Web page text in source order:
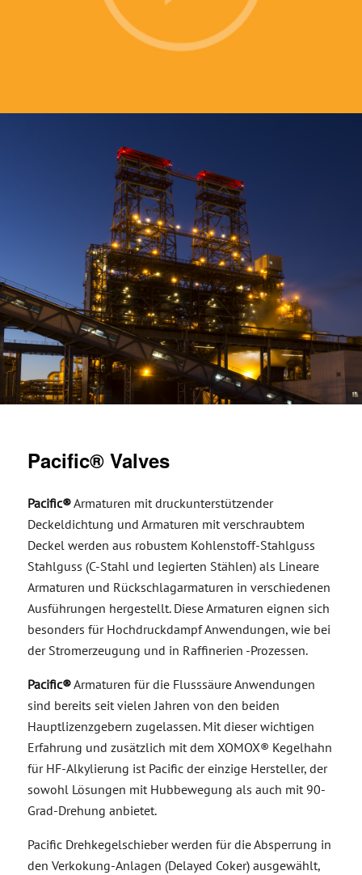
Pacific® Valves
Pacific®Armaturen mit druckunterstützender
Deckeldichtung und Armaturen mit verschraubtem
Deckel werden aus robustem Kohlenstoff-Stahlguss
Stahlguss (C-Stahl und legierten Stählen) als Lineare
Armaturen und Rückschlagarmaturen in verschiedenen
Ausführungen hergestellt. Diese Armaturen eignen sich
besonders für Hochdruckdampf Anwendungen, wie bei
der Stromerzeugung und in Raffinerien -Prozessen.
Pacific®Armaturen für die Flusssäure Anwendungen
sind bereits seit vielen Jahren von den beiden
Hauptlizenzgebern zugelassen. Mit dieser wichtigen
Erfahrung und zusätzlich mit dem XOMOX® Kegelhahn
für HF-Alkylierung ist Pacific der einzige Hersteller, der
sowohl Lösungen mit Hubbewegung als auch mit 90-
Grad-Drehung anbietet.
Pacific Drehkegelschieber werden für die Absperrung in
den Verkokung-Anlagen (Delayed Coker) ausgewählt,